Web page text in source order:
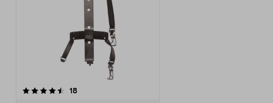
18anmeldelser